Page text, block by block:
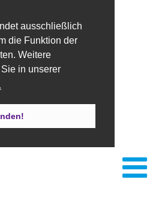
ausschließlich
die Funktion der
Weitere
in unserer